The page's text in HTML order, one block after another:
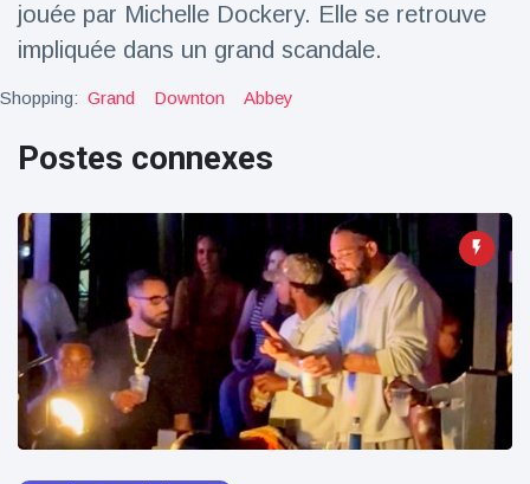
Dernières nouvelles
2023 Citroën
18 March
33
Points de vue
Ferrari SP-8 -
Le Roadster
dérivé de la
F8 Spider est
le dernier
One-Off de
Maranello
18 March
21
Points de vue
Lotus dévoile
Emeya, sa
première
Hyper-GT
100électrique
18 March
22
Points de vue
jouée par Michelle Dockery. Elle se retrouve
impliquée dans un grand scandale.
Shopping: Grand Downton Abbey
Postes connexes